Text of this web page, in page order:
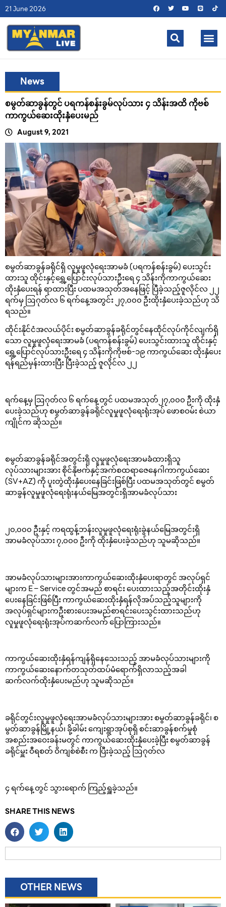
21 June 2026
News
စမွတ်ဆာခွန်တွင် ပရကန်စန်းခွမ်လုပ်သား ၄ သိန်းအထိ ကိုဗစ်
ကာကွယ်ဆေးထိုးနှံပေးမည်
August 9, 2021
စမွတ်ဆာခွန်ခရိုင်ရှိ လူမှုဖူလုံရေးအာမခံ (ပရကန်စန်းခွမ်) ပေးသွင်း
ထားသူ ထိုင်းနှင့်ရွှေ့ပြောင်းလုပ်သားဦးရေ ၄ သိန်းကိုကာကွယ်ဆေး
ထိုးနှံပေးရန် ရာထားပြီး ပထမအသုတ်အနေဖြင့် ပြီခဲ့သည့်ဇူလိုင်လ ၂၂
ရက်မှ ဩဂုတ်လ ၆ ရက်နေ့အတွင်း ၂၇,၀၀၀ ဦးထိုးနှံပေးခဲ့သည်ဟု သိ
ရသည်။
ထိုင်းနိုင်ငံအလယ်ပိုင်း စမွတ်ဆာခွန်ခရိုင်တွင်နေထိုင်လုပ်ကိုင်လျက်ရှိ
သော လူမှုဖူလုံရေးအာမခံ (ပရကန်စန်းခွမ်) ပေးသွင်းထားသူ ထိုင်းနှင့်
ရွှေ့ပြောင်လုပ်သားဦးရေ ၄ သိန်းကိုကိုဗစ်-၁၉ ကာကွယ်ဆေး ထိုးနှံပေး
ရန်ရည်မှန်းထားပြီး ပြီးခဲ့သည့် ဇူလိုင်လ ၂၂
ရက်နေ့မှ ဩဂုတ်လ ၆ ရက်နေ့တွင် ပထမအသုတ်၂၇,၀၀၀ ဦးကို ထိုးနှံ
ပေးခဲ့သည်ဟု စမွတ်ဆာခွန်ခရိုင်လူမှုဖူလုံရေးရုံးအုပ် ဖောစဝမ်း စဲယာ
ကျိုင်က ဆိုသည်။
စမွတ်ဆာခွန်ခရိုင်အတွင်းရှိ လူမှုဖူလုံရေးအာမခံထားရှိသူ
လုပ်သားများအား စိုင်နိုဗက်နှင့်အက်စထရာဇေနေဂါကာကွယ်ဆေး
(SV+AZ) ကို ပူးတွဲထိုးနှံပေးနေခြင်းဖြစ်ပြီး ပထမအသုတ်တွင် စမွတ်
ဆာခွန်လူမှုဖူလုံရေးရုံးနယ်မြေအတွင်းရှိအာမခံလုပ်သား
၂၀,၀၀၀ ဦးနှင့် ကရထွန့်ဘန်းလူမှုဖူလုံရေးရုံးခွဲနယ်မြေအတွင်းရှိ
အာမခံလုပ်သား ၇,၀၀၀ ဦးကို ထိုးနှံပေးခဲ့သည်ဟု သူမဆိုသည်။
အာမခံလုပ်သားများအားကာကွယ်ဆေးထိုးနှံပေးရာတွင် အလုပ်ရှင်
များက E – Service တွင်အမည် စာရင်း ပေးထားသည့်အတိုင်းထိုးနှံ
ပေးနေခြင်းဖြစ်ပြီး ကာကွယ်ဆေးထိုးနှံရန်လိုအပ်သည့်သူများကို
အလုပ်ရှင်များကဦးစားပေးအမည်စာရင်းပေးသွင်းထားသည်ဟု
လူမှုဖူလုံရေးရုံးအုပ်ကဆက်လက် ပြောကြားသည်။
ကာကွယ်ဆေးထိုးနှံရန်ကျန်ရှိနေသေးသည့် အာမခံလုပ်သားများကို
ကာကွယ်ဆေးနောက်တသုတ်ထပ်မံရောက်ရှိလာသည့်အခါ
ဆက်လက်ထိုးနှံပေးမည်ဟု သူမဆိုသည်။
ခရိုင်တွင်းလူမှုဖူလုံရေးအာမခံလုပ်သားများအား စမွတ်ဆာခွန်ခရိုင်၊ စ
မွတ်ဆာခွန်မြို့နယ်၊ ခို့ခါမ်း ကျေးရွာအုပ်စုရှိ စင်းဆာခွန်စက်မှုစုံ
အစည်းအဝေးခန်းမတွင် ကာကွယ်ဆေးထိုးနှံပေးခဲ့ပြီး စမွတ်ဆာခွန်
ခရိုင်မှူး ဝီရစတ် ဝိကျစ်စဲစီး က ပြီးခဲ့သည့် ဩဂုတ်လ
၄ ရက်နေ့တွင် သွားရောက် ကြည့်ရှူခဲ့သည်။
SHARE THIS NEWS
OTHER NEWS